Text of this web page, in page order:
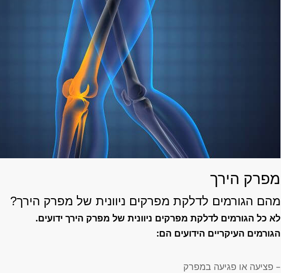
מפרק הירך
מהם הגורמים לדלקת מפרקים ניוונית של מפרק הירך?
לא כל הגורמים לדלקת מפרקים ניוונית של מפרק הירך ידועים.
הגורמים העיקריים הידועים הם:
– פציעה או פגיעה במפרק